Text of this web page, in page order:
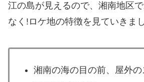
江の島が見えるので、湘南地区
なく!ロケ地の特徴を見ていきま
湘南の海の目の前、屋外の